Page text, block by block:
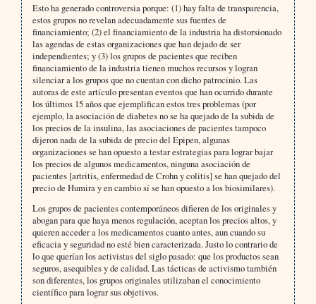
Esto ha generado controversia porque: (1) hay falta de transparencia,
estos grupos no revelan adecuadamente sus fuentes de
financiamiento; (2) el financiamiento de la industria ha distorsionado
las agendas de estas organizaciones que han dejado de ser
independientes; y (3) los grupos de pacientes que reciben
financiamiento de la industria tienen muchos recursos y logran
silenciar a los grupos que no cuentan con dicho patrocinio. Las
autoras de este artículo presentan eventos que han ocurrido durante
los últimos 15 años que ejemplifican estos tres problemas (por
ejemplo, la asociación de diabetes no se ha quejado de la subida de
los precios de la insulina, las asociaciones de pacientes tampoco
dijeron nada de la subida de precio del Epipen, algunas
organizaciones se han opuesto a testar estrategias para lograr bajar
los precios de algunos medicamentos, ninguna asociación de
pacientes [artritis, enfermedad de Crohn y colitis] se han quejado del
precio de Humira y en cambio sí se han opuesto a los biosimilares).
Los grupos de pacientes contemporáneos difieren de los originales y
abogan para que haya menos regulación, aceptan los precios altos, y
quieren acceder a los medicamentos cuanto antes, aun cuando su
eficacia y seguridad no esté bien caracterizada. Justo lo contrario de
lo que querían los activistas del siglo pasado: que los productos sean
seguros, asequibles y de calidad. Las tácticas de activismo también
son diferentes, los grupos originales utilizaban el conocimiento
científico para lograr sus objetivos.